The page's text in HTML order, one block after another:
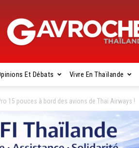
Gavroche
Thaïlande
Et Débats Vivre En Thaïlande
15 pouces à bord des avions de Thai Airways !